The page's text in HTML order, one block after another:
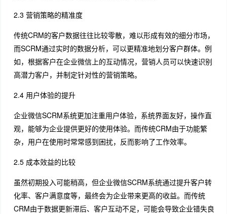
2.3 营销策略的精准度
传统CRM的客户数据往往比较零散，难以形成有效的细分市场，
而SCRM通过实时的数据分析，可以更精准地划分客户群体。例
如，根据客户在企业微信上的互动情况，营销人员可以快速识别
高潜力客户，并制定针对性的营销策略。
2.4 用户体验的提升
企业微信SCRM系统更加注重用户体验，系统界面友好，操作直
观，能够为企业提供更好的使用体验。而传统CRM由于功能繁
杂，用户在使用时常常感到困扰，反而影响了工作效率。
2.5 成本效益的比较
虽然初期投入可能稍高，但企业微信SCRM系统通过提升客户转
化率、客户满意度等，最终会为企业带来更高的收益。而传统
CRM由于数据更新滞后、客户互动不足，可能会导致企业错失良